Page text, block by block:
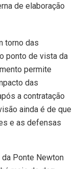
de elaboração
torno das
ponto de vista da
permite
das
a contratação
ainda é de que
e as defensas
Ponte Newton